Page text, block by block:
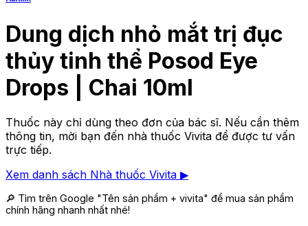
Dung dịch nhỏ mắt trị đục
thủy tinh thể Posod Eye
Drops | Chai 10ml
Thuốc này chỉ dùng theo đơn của bác sĩ. Nếu cần thêm
thông tin, mời bạn đến nhà thuốc Vivita để được tư vấn
trực tiếp.
Xem danh sách Nhà thuốc Vivita ▶
🔎 Tìm trên Google "Tên sản phẩm + vivita" để mua sản phẩm
chính hãng nhanh nhất nhé!